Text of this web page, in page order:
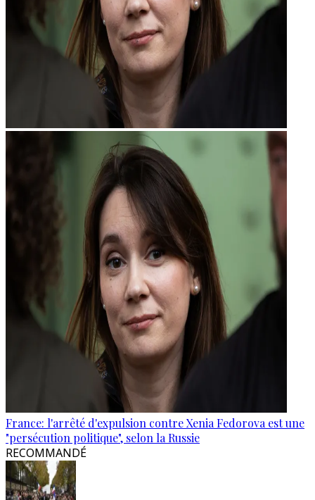
France: l'arrêté d'expulsion contre Xenia Fedorova est une
"persécution politique", selon la Russie
RECOMMANDÉ